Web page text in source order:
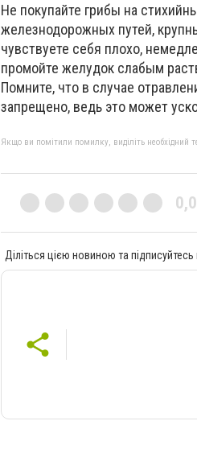
Не покупайте грибы на
железнодорожных путей,
чувствуете себя плохо,
промойте желудок слабым
Помните, что в случае
запрещено, ведь это может
Якщо ви помітили помилку, виділіть необхідний
0,0
Діліться цією новиною та